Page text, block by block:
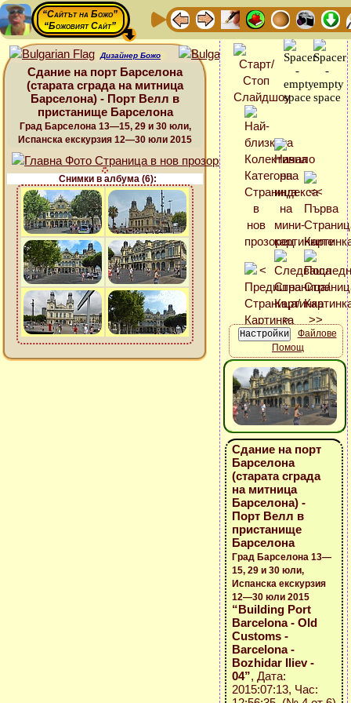
“Сайтът на Божо”
“Божовият Сайт”
Дизайнер Божо
Сдание на порт Барселона
(старата сграда на митница
Барселона) - Порт Велл в
пристанище Барселона
Град Барселона 13—15, 29 и 30 юли,
Испанска екскурзия 12—30 юли 2015
Снимки в албума (6):
Файлове
Помощ
Сдание на порт
Барселона
(старата сграда
на митница
Барселона) -
Порт Велл в
пристанище
Барселона
Град Барселона 13—
15, 29 и 30 юли,
Испанска екскурзия
12—30 юли 2015
“Building Port
Barcelona - Old
Customs -
Barcelona -
Bozhidar Iliev -
04”, Дата:
2015:07:13, Час: